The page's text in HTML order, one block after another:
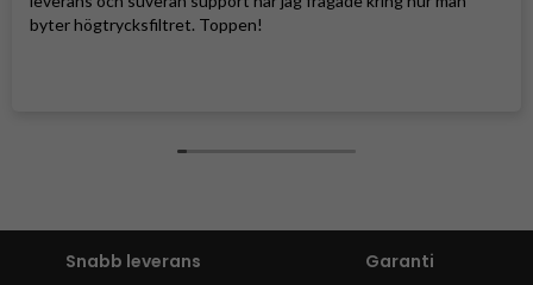
byter högtrycksfiltret. Toppen!
Snabb leverans Garanti